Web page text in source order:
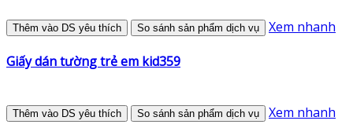
Thêm vào DS yêu thích So sánh sản phẩm dịch vụ Xem nhanh
Giấy dán tường trẻ em kid359
Thêm vào DS yêu thích So sánh sản phẩm dịch vụ Xem nhanh